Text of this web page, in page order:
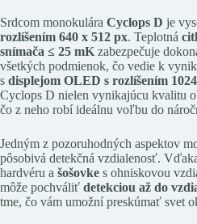
Srdcom monokulára Cyclops D je
rozlíšením 640 x 512 px. Teplotná
snímača ≤ 25 mK zabezpečuje
všetkých podmienok, čo vedie k
s displejom OLED s rozlíšením
Cyclops D nielen vynikajúcu kvalitu
čo z neho robí ideálnu voľbu do
Jedným z pozoruhodných aspektov
pôsobivá detekčná vzdialenosť.
hardvéru a šošovke s ohniskovou
môže pochváliť detekciou až do
tme, čo vám umožní preskúmať svet